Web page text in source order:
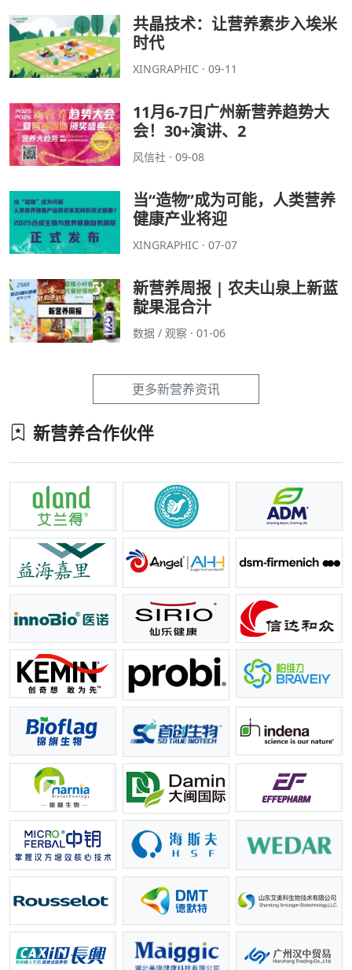
共晶技术：让营养素步入埃米
时代
XINGRAPHIC · 09-11
11月6-7日广州新营养趋势大
会！30+演讲、2
风信社 · 09-08
当“造物”成为可能，人类营养
健康产业将迎
XINGRAPHIC · 07-07
新营养周报 | 农夫山泉上新蓝
靛果混合汁
数据 / 观察 · 01-06
更多新营养资讯
新营养合作伙伴